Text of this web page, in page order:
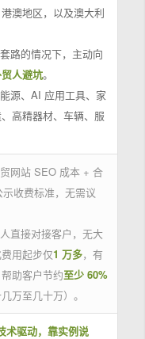
澳地区，以及澳大利
路的情况下，主动向
人避坑。
源、AI 应用工具、家
高精器材、车辆、服
网站 SEO 成本 + 合
收费标准，无需议
直接对接客户，无大
用起步仅1 万多，有
助客户节约至少 60%
万至几十万）。
术驱动，靠实例说